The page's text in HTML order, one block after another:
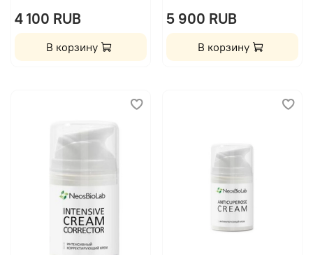
4 100 RUB
В корзину
5 900 RUB
В корзину